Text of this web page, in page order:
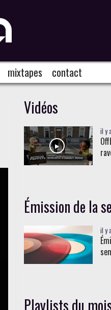
mixtapes contact
Vidéos
il y
Émission de la
il y
Playlists du